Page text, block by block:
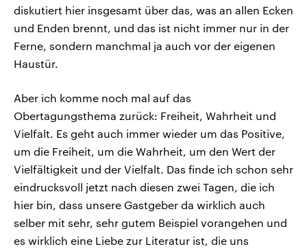
diskutiert hier insgesamt über das, was an allen Ecken
und Enden brennt, und das ist nicht immer nur in der
Ferne, sondern manchmal ja auch vor der eigenen
Haustür.
Aber ich komme noch mal auf das
Obertagungsthema zurück: Freiheit, Wahrheit und
Vielfalt. Es geht auch immer wieder um das Positive,
um die Freiheit, um die Wahrheit, um den Wert der
Vielfältigkeit und der Vielfalt. Das finde ich schon sehr
eindrucksvoll jetzt nach diesen zwei Tagen, die ich
hier bin, dass unsere Gastgeber da wirklich auch
selber mit sehr, sehr gutem Beispiel vorangehen und
es wirklich eine Liebe zur Literatur ist, die uns